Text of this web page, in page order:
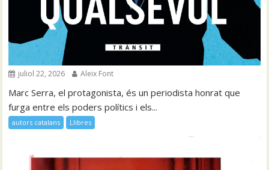
juliol 22, 2026 Aleix Font
Marc Serra, el protagonista, és un periodista honrat que
furga entre els poders polítics i els...
autors catalans Llibres